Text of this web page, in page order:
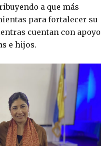
a que más
para fortalecer su
cuentan con apoyo
e hijos.